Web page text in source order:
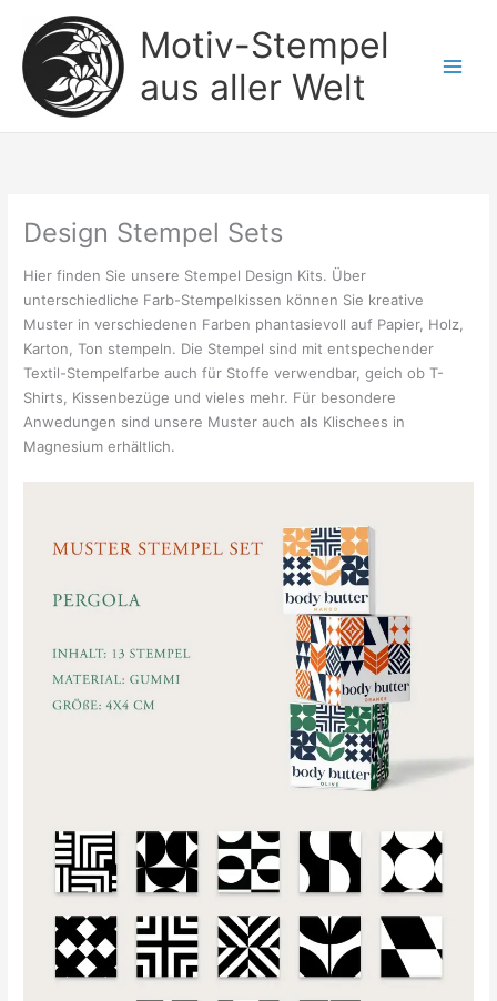
Inhalt
springen
Motiv-Stempel
aus aller Welt
Design Stempel Sets
Hier finden Sie unsere Stempel Design Kits. Über
unterschiedliche Farb-Stempelkissen können Sie kreative
Muster in verschiedenen Farben phantasievoll auf Papier, Holz,
Karton, Ton stempeln. Die Stempel sind mit entspechender
Textil-Stempelfarbe auch für Stoffe verwendbar, geich ob T-
Shirts, Kissenbezüge und vieles mehr. Für besondere
Anwedungen sind unsere Muster auch als Klischees in
Magnesium erhältlich.